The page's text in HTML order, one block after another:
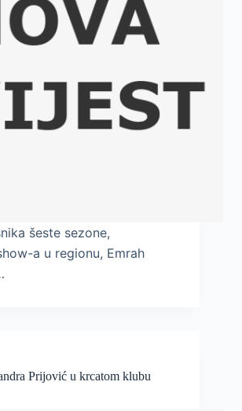
šeste sezone,
a u regionu, Emrah
Prijović u krcatom klubu